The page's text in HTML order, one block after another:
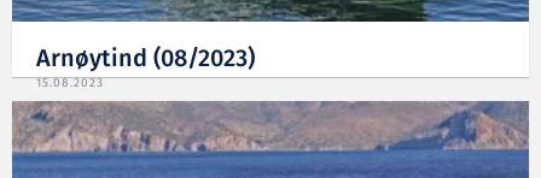
Arnøytind (08/2023)
15.08.2023